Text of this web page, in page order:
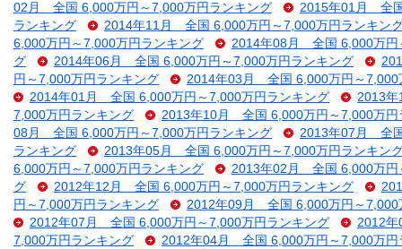
02月 全国 6,000万円～7,000万円ランキング
2015年01月 全
ランキング
2014年11月 全国 6,000万円～7,000万円ランキン
6,000万円～7,000万円ランキング
2014年08月 全国 6,000万円
グ
2014年06月 全国 6,000万円～7,000万円ランキング
円～7,000万円ランキング
2014年03月 全国 6,000万円～7,000
2014年01月 全国 6,000万円～7,000万円ランキング
2013
7,000万円ランキング
2013年10月 全国 6,000万円～7,000万円
08月 全国 6,000万円～7,000万円ランキング
2013年07月 全
ランキング
2013年05月 全国 6,000万円～7,000万円ランキン
6,000万円～7,000万円ランキング
2013年02月 全国 6,000万円
グ
2012年12月 全国 6,000万円～7,000万円ランキング
円～7,000万円ランキング
2012年09月 全国 6,000万円～7,000
2012年07月 全国 6,000万円～7,000万円ランキング
2012
7,000万円ランキング
2012年04月 全国 6,000万円～7,000万円